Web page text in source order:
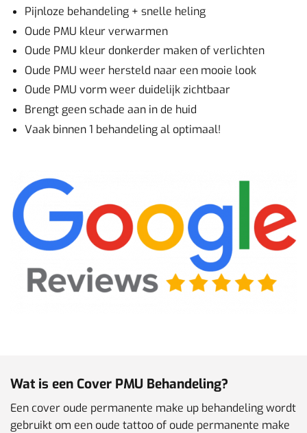
Pijnloze behandeling + snelle heling
Oude PMU kleur verwarmen
Oude PMU kleur donkerder maken of verlichten
Oude PMU weer hersteld naar een mooie look
Oude PMU vorm weer duidelijk zichtbaar
Brengt geen schade aan in de huid
Vaak binnen 1 behandeling al optimaal!
Wat is een Cover PMU Behandeling?
Een cover oude permanente make up behandeling wordt
gebruikt om een oude tattoo of oude permanente make